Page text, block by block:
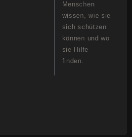
Menschen
wissen, wie sie
sich schützen
können und wo
sie Hilfe
finden.